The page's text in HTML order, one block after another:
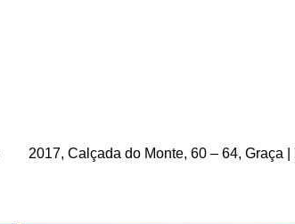
2017, Calçada do Monte, 60 – 64, Graça